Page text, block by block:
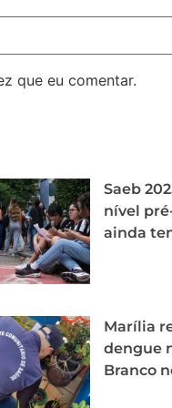
que eu comentar.
Saeb
nível
ainda
Marília
dengue
Branco